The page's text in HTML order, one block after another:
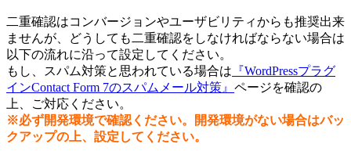
二重確認はコンバージョンやユーザビリティからも推奨出来
ませんが、どうしても二重確認をしなければならない場合は
以下の流れに沿って設定してください。
もし、スパム対策と思われている場合は 『WordPressプラグ
インContact Form 7のスパムメール対策』 ページを確認の
上、ご対応ください。
※必ず開発環境で確認ください。開発環境がない場合はバッ
クアップの上、設定してください。